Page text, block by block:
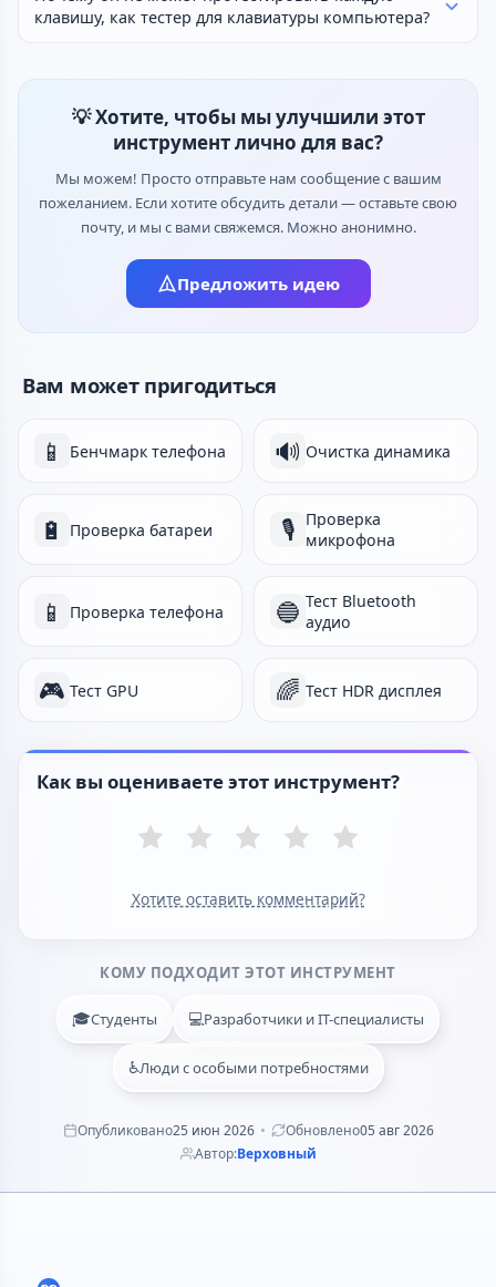
клавишу, как тестер для клавиатуры компьютера?
💡 Хотите, чтобы мы улучшили этот
инструмент лично для вас?
Мы можем! Просто отправьте нам сообщение с вашим
пожеланием. Если хотите обсудить детали — оставьте свою
почту, и мы с вами свяжемся. Можно анонимно.
Предложить идею
Вам может пригодиться
📱 Бенчмарк телефона 🔊 Очистка динамика
🔋 Проверка батареи 🎙️ Проверка
микрофона
📱 Проверка телефона 🔵 Тест Bluetooth
аудио
🎮 Тест GPU 🌈 Тест HDR дисплея
Как вы оцениваете этот инструмент?
Хотите оставить комментарий?
КОМУ ПОДХОДИТ ЭТОТ ИНСТРУМЕНТ
🎓Студенты 💻Разработчики и IT-специалисты
♿Люди с особыми потребностями
Опубликовано25 июн 2026 Обновлено05 авг 2026
Автор:Верховный